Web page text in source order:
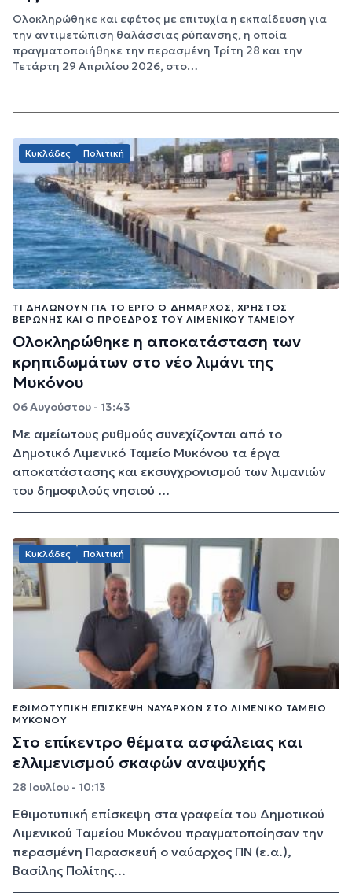
Ολοκληρώθηκε και εφέτος με επιτυχία η εκπαίδευση για
την αντιμετώπιση θαλάσσιας ρύπανσης, η οποία
πραγματοποιήθηκε την περασμένη Τρίτη 28 και την
Τετάρτη 29 Απριλίου 2026, στο…
Κυκλάδες Πολιτική
ΤΙ ΔΗΛΏΝΟΥΝ ΓΙΑ ΤΟ ΈΡΓΟ Ο ΔΉΜΑΡΧΟΣ, ΧΡΉΣΤΟΣ
ΒΕΡΏΝΗΣ ΚΑΙ Ο ΠΡΌΕΔΡΟΣ ΤΟΥ ΛΙΜΕΝΙΚΟΎ ΤΑΜΕΊΟΥ
Ολοκληρώθηκε η αποκατάσταση των
κρηπιδωμάτων στο νέο λιμάνι της
Μυκόνου
06 Αυγούστου - 13:43
Με αμείωτους ρυθμούς συνεχίζονται από το
Δημοτικό Λιμενικό Ταμείο Μυκόνου τα έργα
αποκατάστασης και εκσυγχρονισμού των λιμανιών
του δημοφιλούς νησιού ...
Κυκλάδες Πολιτική
ΕΘΙΜΟΤΥΠΙΚΉ ΕΠΊΣΚΕΨΗ ΝΑΥΆΡΧΩΝ ΣΤΟ ΛΙΜΕΝΙΚΌ ΤΑΜΕΊΟ
ΜΥΚΌΝΟΥ
Στο επίκεντρο θέματα ασφάλειας και
ελλιμενισμού σκαφών αναψυχής
28 Ιουλίου - 10:13
Εθιμοτυπική επίσκεψη στα γραφεία του Δημοτικού
Λιμενικού Ταμείου Μυκόνου πραγματοποίησαν την
περασμένη Παρασκευή ο ναύαρχος ΠΝ (ε.α.),
Βασίλης Πολίτης...